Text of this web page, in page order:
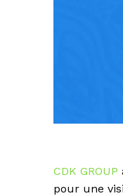
CDK GROUP
pour une